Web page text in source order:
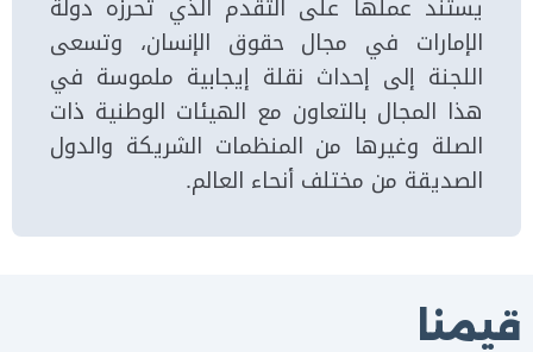
يستند عملها على التقدم الذي تحرزه دولة
الإمارات في مجال حقوق الإنسان، وتسعى
اللجنة إلى إحداث نقلة إيجابية ملموسة في
هذا المجال بالتعاون مع الهيئات الوطنية ذات
الصلة وغيرها من المنظمات الشريكة والدول
الصديقة من مختلف أنحاء العالم.
قيمنا